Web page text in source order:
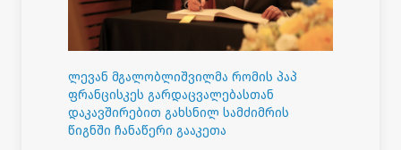
ლევან მგალობლიშვილმა რომის პაპ
ფრანცისკეს გარდაცვალებასთან
დაკავშირებით გახსნილ სამძიმრის
წიგნში ჩანაწერი გააკეთა